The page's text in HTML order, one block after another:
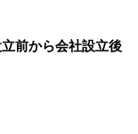
前から会社設立後